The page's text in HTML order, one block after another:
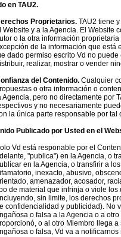
en TAU2.
Proprietarios. TAU2 tiene
Website y a la Agencia. El Website
o la otra información
de la información que está
dado permiso escrito Vd no
realizar, mostrar o vender
del Contenido. Cualquier
o otra información o
Agencia, pero no directamente por
y no necesariamente
la única parte responsable por tal
Publicado por Usted en el
Vd está responable por el
"publica") en la Agencia, o
en la Agencia, o transfirir a
inexacto, abusivo,
amenazador, acosador,
de material que infrinja o viole los
sin limite, los derechos
confidencialidad y publicidad). No
o falsa a la Agencia o a
o al otro Miembro llega
o falsa, Vd va a